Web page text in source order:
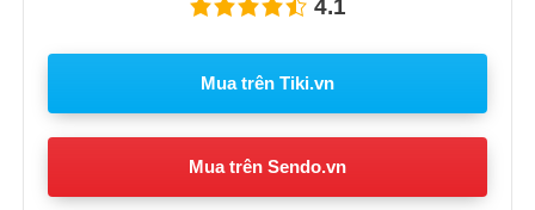
4.1
Mua trên Tiki.vn
Mua trên Sendo.vn